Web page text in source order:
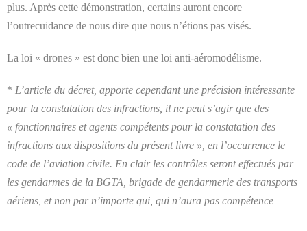
plus. Après cette démonstration, certains auront encore
l’outrecuidance de nous dire que nous n’étions pas visés.
La loi « drones » est donc bien une loi anti-aéromodélisme.
* L’article du décret, apporte cependant une précision intéressante
pour la constatation des infractions, il ne peut s’agir que des
« fonctionnaires et agents compétents pour la constatation des
infractions aux dispositions du présent livre », en l’occurrence le
code de l’aviation civile. En clair les contrôles seront effectués par
les gendarmes de la BGTA, brigade de gendarmerie des transports
aériens, et non par n’importe qui, qui n’aura pas compétence